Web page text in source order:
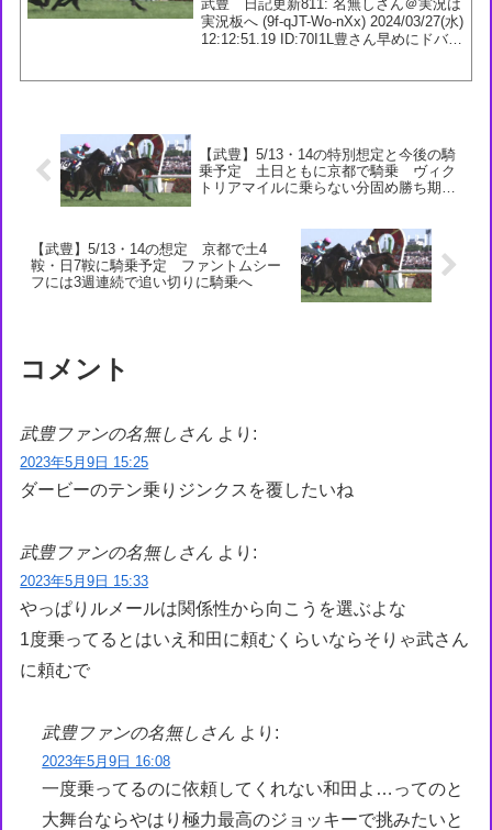
武豊 日記更新811: 名無しさん＠実況は
実況板へ (9f-qJT-Wo-nXx) 2024/03/27(水)
12:12:51.19 ID:70I1L豊さん早めにドバイ
【武豊】5/13・14の特別想定と今後の騎
乗予定 土日ともに京都で騎乗 ヴィク
トリアマイルに乗らない分固め勝ち期待
【武豊】5/13・14の想定 京都で土4
鞍・日7鞍に騎乗予定 ファントムシー
フには3週連続で追い切りに騎乗へ
コメント
武豊ファンの名無しさん より:
2023年5月9日 15:25
ダービーのテン乗りジンクスを覆したいね
武豊ファンの名無しさん より:
2023年5月9日 15:33
やっぱりルメールは関係性から向こうを選ぶよな
1度乗ってるとはいえ和田に頼むくらいならそりゃ武さん
に頼むで
武豊ファンの名無しさん より:
2023年5月9日 16:08
一度乗ってるのに依頼してくれない和田よ…ってのと
大舞台ならやはり極力最高のジョッキーで挑みたいと